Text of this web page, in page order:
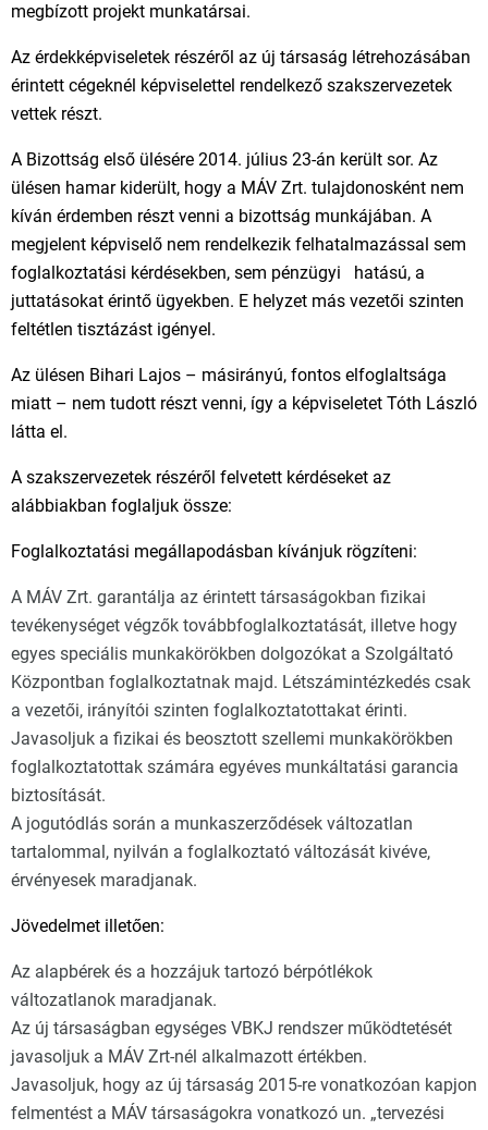
megbízott projekt munkatársai.
Az érdekképviseletek részéről az új társaság létrehozásában
érintett cégeknél képviselettel rendelkező szakszervezetek
vettek részt.
A Bizottság első ülésére 2014. július 23-án került sor. Az
ülésen hamar kiderült, hogy a MÁV Zrt. tulajdonosként nem
kíván érdemben részt venni a bizottság munkájában. A
megjelent képviselő nem rendelkezik felhatalmazással sem
foglalkoztatási kérdésekben, sem pénzügyi hatású, a
juttatásokat érintő ügyekben. E helyzet más vezetői szinten
feltétlen tisztázást igényel.
Az ülésen Bihari Lajos – másirányú, fontos elfoglaltsága
miatt – nem tudott részt venni, így a képviseletet Tóth László
látta el.
A szakszervezetek részéről felvetett kérdéseket az
alábbiakban foglaljuk össze:
Foglalkoztatási megállapodásban kívánjuk rögzíteni:
A MÁV Zrt. garantálja az érintett társaságokban fizikai
tevékenységet végzők továbbfoglalkoztatását, illetve hogy
egyes speciális munkakörökben dolgozókat a Szolgáltató
Központban foglalkoztatnak majd. Létszámintézkedés csak
a vezetői, irányítói szinten foglalkoztatottakat érinti.
Javasoljuk a fizikai és beosztott szellemi munkakörökben
foglalkoztatottak számára egyéves munkáltatási garancia
biztosítását.
A jogutódlás során a munkaszerződések változatlan
tartalommal, nyilván a foglalkoztató változását kivéve,
érvényesek maradjanak.
Jövedelmet illetően:
Az alapbérek és a hozzájuk tartozó bérpótlékok
változatlanok maradjanak.
Az új társaságban egységes VBKJ rendszer működtetését
javasoljuk a MÁV Zrt-nél alkalmazott értékben.
Javasoljuk, hogy az új társaság 2015-re vonatkozóan kapjon
felmentést a MÁV társaságokra vonatkozó un. „tervezési